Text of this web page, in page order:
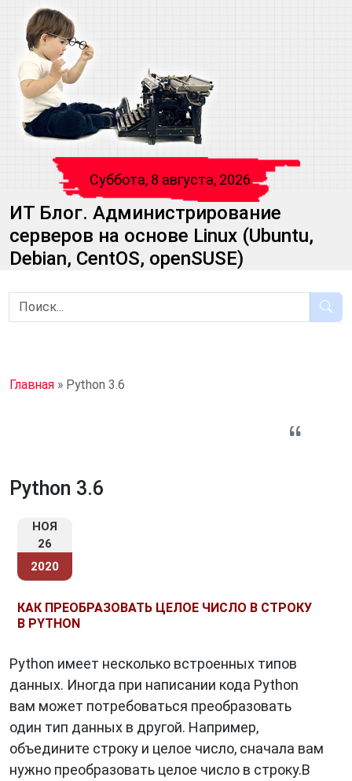
Суббота, 8 августа, 2026
ИТ Блог. Администрирование
серверов на основе Linux (Ubuntu,
Debian, CentOS, openSUSE)
Главная » Python 3.6
Python 3.6
НОЯ
26
2020
КАК ПРЕОБРАЗОВАТЬ ЦЕЛОЕ ЧИСЛО В СТРОКУ
В PYTHON
Python имеет несколько встроенных типов
данных. Иногда при написании кода Python
вам может потребоваться преобразовать
один тип данных в другой. Например,
объедините строку и целое число, сначала вам
нужно преобразовать целое число в строку.В